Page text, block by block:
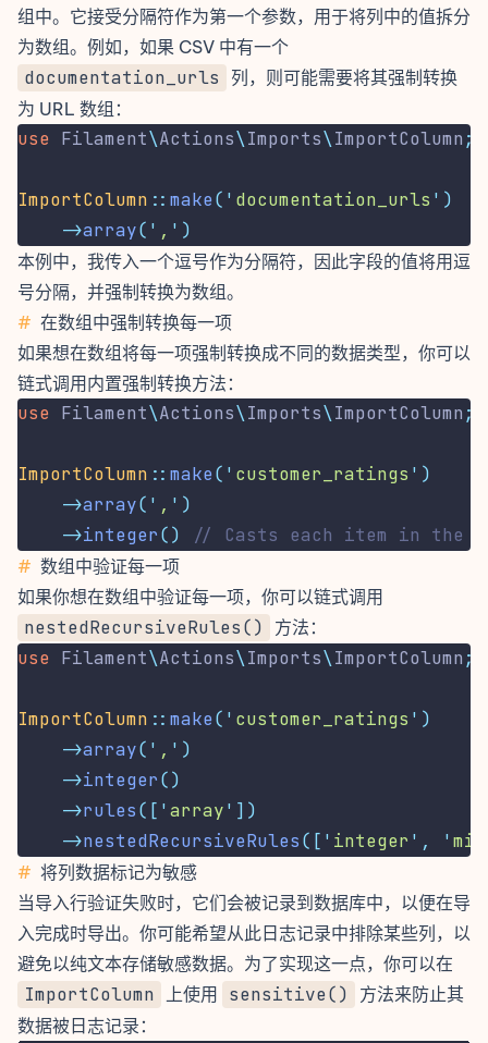
组中。它接受分隔符作为第一个参数，用于将列中的值拆分
为数组。例如，如果 CSV 中有一个
documentation_urls
列，则可能需要将其强制转换
为 URL 数组：
use Filament\Actions\Imports\ImportColumn ;
ImportColumn :: make( ' documentation_urls ' )
->array( ' , ' )
本例中，我传入一个逗号作为分隔符，因此字段的值将用逗
号分隔，并强制转换为数组。
# 在数组中强制转换每一项
如果想在数组将每一项强制转换成不同的数据类型，你可以
链式调用 内置强制转换方法 ：
use Filament\Actions\Imports\ImportColumn ;
ImportColumn :: make( ' customer_ratings ' )
->array( ' , ' )
->integer() // Casts each item in the
# 数组中验证每一项
如果你想在数组中验证每一项，你可以链式调用
nestedRecursiveRules() 方法：
use Filament\Actions\Imports\ImportColumn ;
ImportColumn :: make( ' customer_ratings ' )
->array( ' , ' )
->integer()
->rules([ 'array' ])
->nestedRecursiveRules([ ' integer ' , '
# 将列数据标记为敏感
当导入行验证失败时，它们会被记录到数据库中，以便在导
入完成时导出。你可能希望从此日志记录中排除某些列，以
避免以纯文本存储敏感数据。为了实现这一点，你可以在
ImportColumn 上使用 sensitive()
方法来防止其
数据被日志记录：